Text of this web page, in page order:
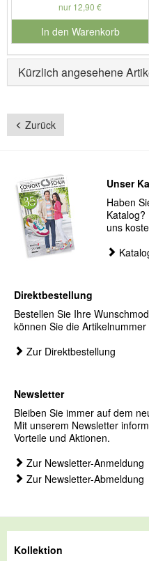
nur 12,90 €
In den Warenkorb
für Produktnummer 901127
Kürzlich angesehene
Zurück
Unser
Haben
uns
Direktbestellung
Bestellen Sie Ihre
können Sie die
Zur Direktbestellung
Newsletter
Bleiben Sie immer auf dem
Mit unserem Newsletter
Vorteile und Aktionen.
Zur Newsletter-Anmeldung
Zur Newsletter-Abmeldung
Kollektion